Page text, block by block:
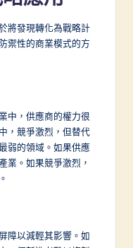
將發現轉化為戰略計
禦性的商業模式的方
中，供應商的權力很
，競爭激烈，但替代
弱的領域。如果供應
業。如果競爭激烈，
障以減輕其影響。如